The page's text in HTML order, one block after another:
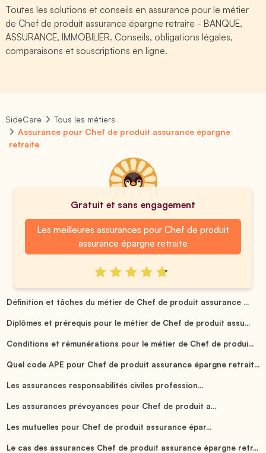
Toutes les solutions et conseils en assurance pour le métier
de Chef de produit assurance épargne retraite - BANQUE,
ASSURANCE, IMMOBILIER. Conseils, obligations légales,
comparaisons et souscriptions en ligne.
SideCare
Tous les métiers
Assurance pour Chef de produit assurance épargne
retraite
Gratuit et sans engagement
Les meilleures assurances pour Chef de produit
assurance épargne retraite
Définition et tâches du métier de Chef de produit assurance ...
Diplômes et prérequis pour le métier de Chef de produit assu...
Conditions et rémunérations pour le métier de Chef de produi...
Quel code APE pour Chef de produit assurance épargne retrait...
Les assurances responsabilités civiles profession...
Les assurances prévoyances pour Chef de produit a...
Les mutuelles pour Chef de produit assurance épar...
Le cas des assurances Chef de produit assurance épargne retr...